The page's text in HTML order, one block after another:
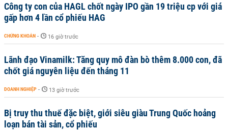
Công ty con của HAGL chốt ngày IPO gần 19 triệu cp với giá
gấp hơn 4 lần cổ phiếu HAG
CHỨNG KHOÁN - 16 giờ trước
Lãnh đạo Vinamilk: Tăng quy mô đàn bò thêm 8.000 con, đã
chốt giá nguyên liệu đến tháng 11
DOANH NGHIỆP - 13 giờ trước
Bị truy thu thuế đặc biệt, giới siêu giàu Trung Quốc hoảng
loạn bán tài sản, cổ phiếu